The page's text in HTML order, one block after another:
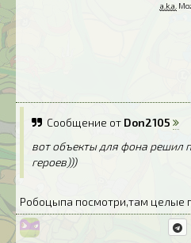
a.k.a.
Сообщение от Don2105
вот объекты для фона решил
героев)))
Робоцыпа посмотри,там целые